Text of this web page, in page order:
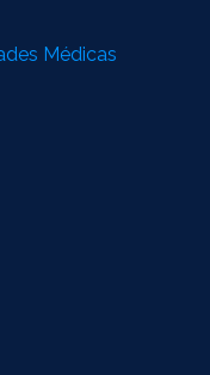
Médicas